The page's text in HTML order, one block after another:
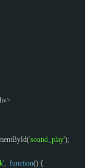
'sound_play');
, function() {